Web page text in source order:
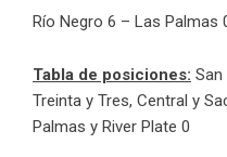
Río Negro 6 – Las Palmas
Tabla de posiciones: San
Treinta y Tres, Central y
Palmas y River Plate 0